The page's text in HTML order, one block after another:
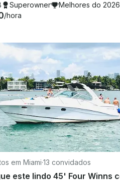
Superowner Melhores do 2026
/hora
em Miami·13 convidados